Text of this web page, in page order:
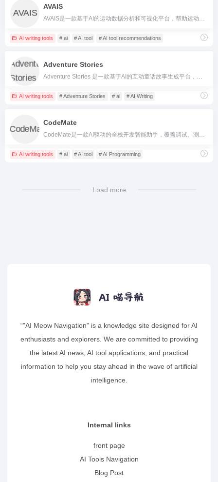
AVAIS
AI writing tools # ai # AI tool # AI tool recommendations
Adventure Stories
AI writing tools # Adventure Stories # ai # AI Writing
CodeMate
AI writing tools # ai # AI tool # AI Programming
Load more
“"AI Meow Navigation" is a knowledge site designed for AI
enthusiasts and explorers. We are committed to providing
the latest AI news, AI tool applications, and practical
information to help you stay ahead in the wave of artificial
intelligence.
Internal links
front page
AI Tools Navigation
Blog Post